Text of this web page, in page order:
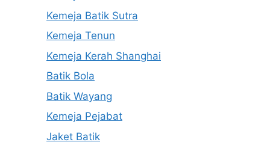
Kemeja Batik Sutra
Kemeja Tenun
Kemeja Kerah Shanghai
Batik Bola
Batik Wayang
Kemeja Pejabat
Jaket Batik